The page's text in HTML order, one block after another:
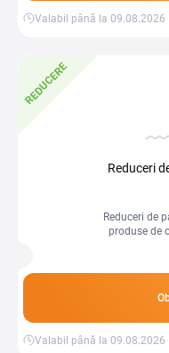
Valabil până la 09.08.2026
REDUCERE
Reduceri
Reduceri de
produse de
Valabil până la 09.08.2026